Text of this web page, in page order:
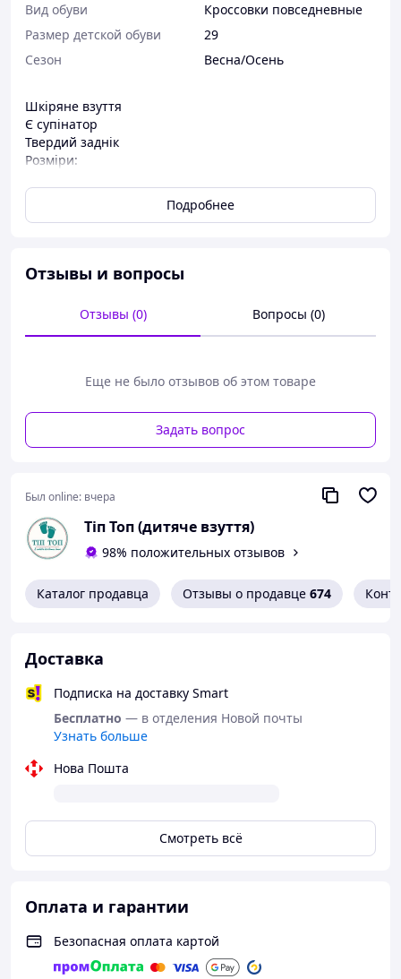
Вид обуви
Кроссовки повседневные
Размер детской обуви
29
Сезон
Весна/Осень
Шкіряне взуття
Є супінатор
Твердий заднік
Розміри:
Подробнее
Отзывы и вопросы
Отзывы (0) Вопросы (0)
Еще не было отзывов об этом товаре
Задать вопрос
Был online: вчера
Тіп Топ (дитяче взуття)
98% положительных отзывов
Каталог продавца Отзывы о продавце 674
Доставка
Подписка на доставку Smart
Бесплатно — в отделения Новой почты
Узнать больше
Нова Пошта
Смотреть всё
Оплата и гарантии
Безопасная оплата картой